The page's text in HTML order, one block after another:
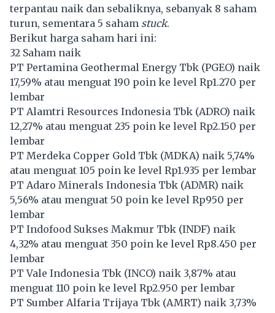
terpantau naik dan sebaliknya, sebanyak 8 saham
turun, sementara 5 saham stuck.
Berikut harga saham hari ini:
32 Saham naik
PT Pertamina Geothermal Energy Tbk (PGEO) naik
17,59% atau menguat 190 poin ke level Rp1.270 per
lembar
PT Alamtri Resources Indonesia Tbk (ADRO) naik
12,27% atau menguat 235 poin ke level Rp2.150 per
lembar
PT Merdeka Copper Gold Tbk (MDKA) naik 5,74%
atau menguat 105 poin ke level Rp1.935 per lembar
PT Adaro Minerals Indonesia Tbk (ADMR) naik
5,56% atau menguat 50 poin ke level Rp950 per
lembar
PT Indofood Sukses Makmur Tbk (INDF) naik
4,32% atau menguat 350 poin ke level Rp8.450 per
lembar
PT Vale Indonesia Tbk (INCO) naik 3,87% atau
menguat 110 poin ke level Rp2.950 per lembar
PT Sumber Alfaria Trijaya Tbk (AMRT) naik 3,73%